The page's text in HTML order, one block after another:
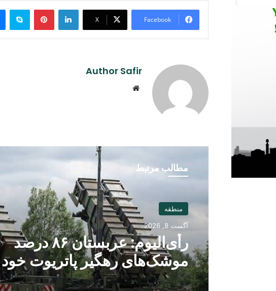
Facebook
X
LinkedIn
Pinterest
Author Safir
مطالب مرتبط
منطقه
آگست 8, 2026
رأی‌الیوم: عربستان ۸۶ درصد
موشک‌های رهگیر پاتریوت خود
مصرف کرده است